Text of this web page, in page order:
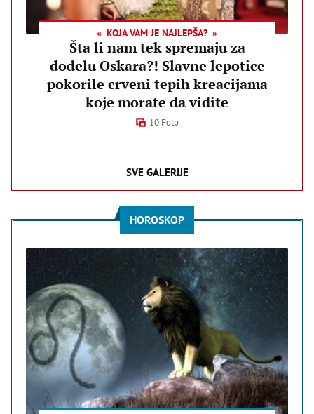
KOJA VAM JE NAJLEPŠA?
Šta li nam tek spremaju za
dodelu Oskara?! Slavne lepotice
pokorile crveni tepih kreacijama
koje morate da vidite
10 Foto
SVE GALERIJE
HOROSKOP